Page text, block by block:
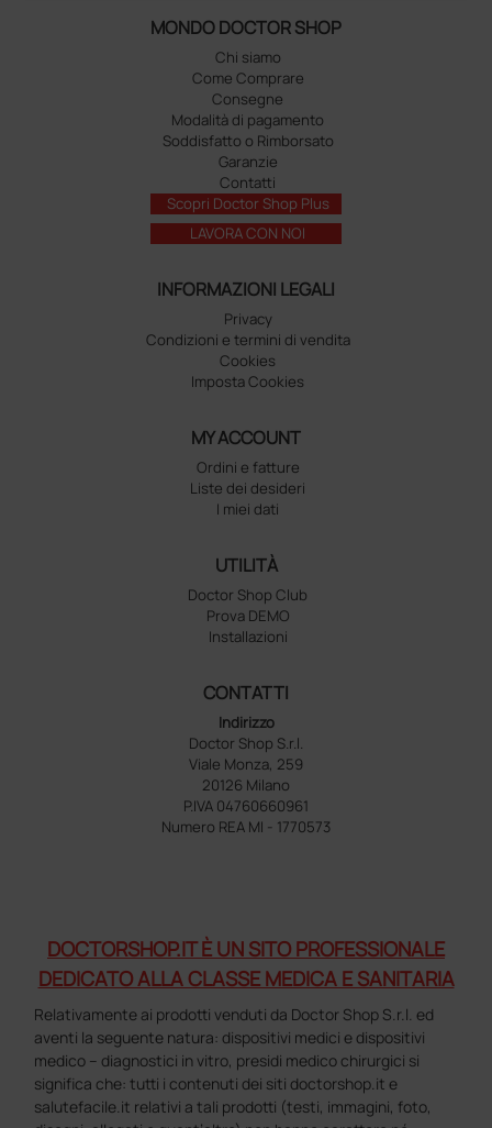
MONDO DOCTOR SHOP
Chi siamo
Come Comprare
Consegne
Modalità di pagamento
Soddisfatto o Rimborsato
Garanzie
Contatti
Scopri Doctor Shop Plus
LAVORA CON NOI
INFORMAZIONI LEGALI
Privacy
Condizioni e termini di vendita
Cookies
Imposta Cookies
MY ACCOUNT
Ordini e fatture
Liste dei desideri
I miei dati
UTILITÀ
Doctor Shop Club
Prova DEMO
Installazioni
CONTATTI
Indirizzo
Doctor Shop S.r.l.
Viale Monza, 259
20126 Milano
P.IVA 04760660961
Numero REA MI - 1770573
DOCTORSHOP.IT È UN SITO PROFESSIONALE
DEDICATO ALLA CLASSE MEDICA E SANITARIA
Relativamente ai prodotti venduti da Doctor Shop S.r.l. ed
aventi la seguente natura: dispositivi medici e dispositivi
medico – diagnostici in vitro, presidi medico chirurgici si
significa che: tutti i contenuti dei siti doctorshop.it e
salutefacile.it relativi a tali prodotti (testi, immagini, foto,